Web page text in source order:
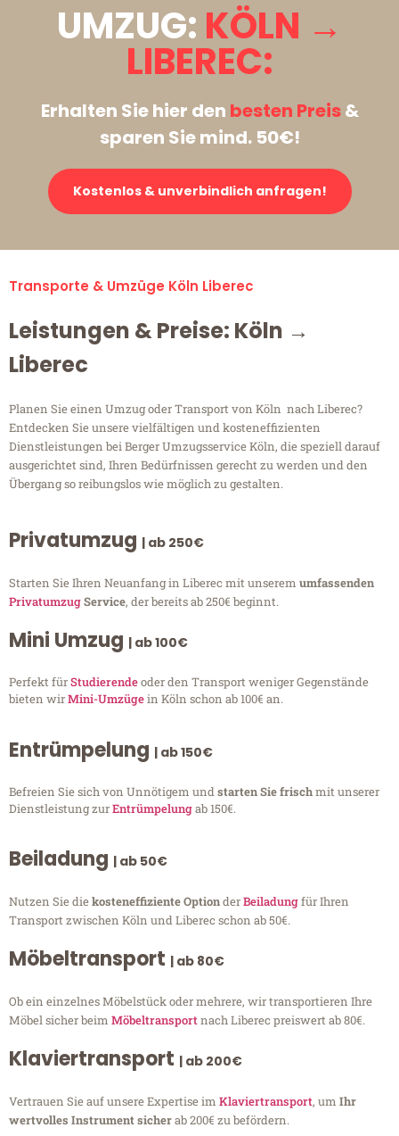
UMZUG: KÖLN →
LIBEREC:
Erhalten Sie hier den besten Preis&
sparen Sie mind. 50€!
Kostenlos & unverbindlich anfragen!
Transporte & Umzüge Köln Liberec
Leistungen & Preise: Köln →
Liberec
Planen Sie einen Umzug oder Transport von Köln nach Liberec?
Entdecken Sie unsere vielfältigen und kosteneffizienten
Dienstleistungen bei Berger Umzugsservice Köln, die speziell darauf
ausgerichtet sind, Ihren Bedürfnissen gerecht zu werden und den
Übergang so reibungslos wie möglich zu gestalten.
Privatumzug | ab 250€
Starten Sie Ihren Neuanfang in Liberec mit unserem umfassenden
PrivatumzugService, der bereits ab 250€ beginnt.
Mini Umzug | ab 100€
Perfekt fürStudierendeoder den Transport weniger Gegenstände
bieten wirMini-Umzügein Köln schon ab 100€ an.
Entrümpelung | ab 150€
Befreien Sie sich von Unnötigem undstarten Sie frischmit unserer
Dienstleistung zurEntrümpelungab 150€.
Beiladung | ab 50€
Nutzen Sie diekosteneffiziente OptionderBeiladungfür Ihren
Transport zwischen Köln und Liberec schon ab 50€.
Möbeltransport | ab 80€
Ob ein einzelnes Möbelstück oder mehrere, wir transportieren Ihre
Möbel sicher beim Möbeltransportnach Liberec preiswert ab 80€.
Klaviertransport | ab 200€
Vertrauen Sie auf unsere Expertise im Klaviertransport, um Ihr
wertvolles Instrument sicherab 200€ zu befördern.